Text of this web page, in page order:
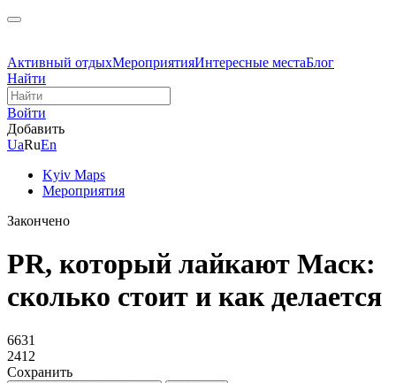
Активный отдыхМероприятияИнтересные местаБлог
Найти
Войти
Добавить
UaRuEn
Kyiv Maps
Мероприятия
Закончено
PR, который лайкают Маск:
сколько стоит и как делается
6631
2412
Сохранить